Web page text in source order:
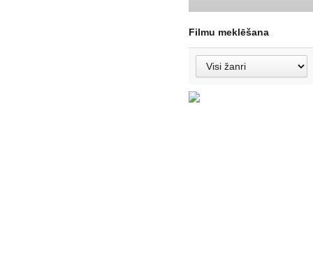
Filmu meklēšana